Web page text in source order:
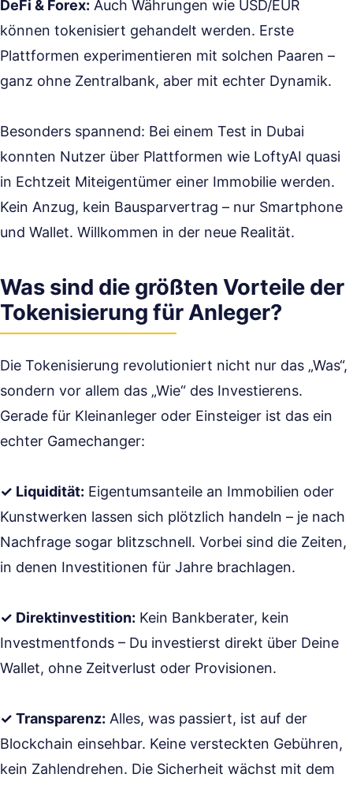
DeFi & Forex: Auch Währungen wie USD/EUR
können tokenisiert gehandelt werden. Erste
Plattformen experimentieren mit solchen Paaren –
ganz ohne Zentralbank, aber mit echter Dynamik.
Besonders spannend: Bei einem Test in Dubai
konnten Nutzer über Plattformen wie LoftyAI quasi
in Echtzeit Miteigentümer einer Immobilie werden.
Kein Anzug, kein Bausparvertrag – nur Smartphone
und Wallet. Willkommen in der neue Realität.
Was sind die größten Vorteile der
Tokenisierung für Anleger?
Die Tokenisierung revolutioniert nicht nur das „Was“,
sondern vor allem das „Wie“ des Investierens.
Gerade für Kleinanleger oder Einsteiger ist das ein
echter Gamechanger:
✓ Liquidität: Eigentumsanteile an Immobilien oder
Kunstwerken lassen sich plötzlich handeln – je nach
Nachfrage sogar blitzschnell. Vorbei sind die Zeiten,
in denen Investitionen für Jahre brachlagen.
✓ Direktinvestition: Kein Bankberater, kein
Investmentfonds – Du investierst direkt über Deine
Wallet, ohne Zeitverlust oder Provisionen.
✓ Transparenz: Alles, was passiert, ist auf der
Blockchain einsehbar. Keine versteckten Gebühren,
kein Zahlendrehen. Die Sicherheit wächst mit dem